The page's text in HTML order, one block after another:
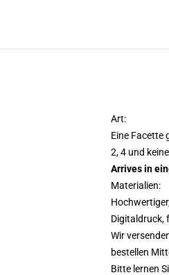
Art:
Eine Facette
2, 4 und
Arrives in
Materialien:
Digitaldruck,
Wir
bestellen
Bitte lernen